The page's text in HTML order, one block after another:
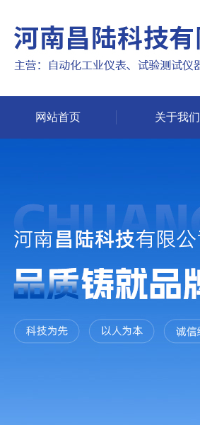
网站首页 关于我们